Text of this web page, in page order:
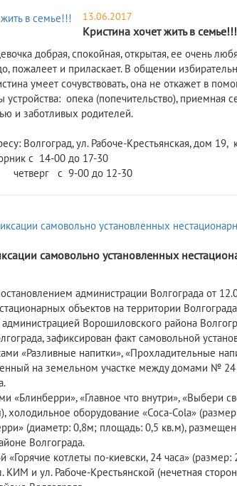
13.06.2017
Кристина хочет жить в семье!!!
добрая, спокойная, открытая, ее очень
пожалеет и приласкает. В общении
умеет сочувствовать, она не откажет в
опека (попечительство), приемная
и заботливых родителей.
Волгоград, ул. Рабоче-Крестьянская, дом
с 14-00 до 17-30
9-00 до 12-30
самовольно установленных
администрации Волгограда от
объектов на территории
Ворошиловского района
зафиксирован факт самовольной
«Разливные напитки», «Прохладительные
на земельном участке между домами №
«Блинберри», «Главное что внутри», «Выбери
холодильное оборудование «Соса-Соlа»
(диаметр: 0,8м; площадь: 0,5 кв.м),
Волгограда.
«Горячие котлеты по-киевски, 24 часа»
КИМ и ул. Рабоче-Крестьянской (нечетная